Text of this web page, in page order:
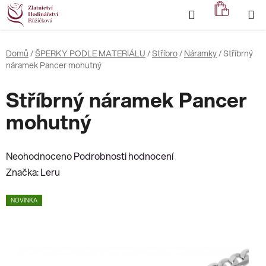
Přejít
na
obsah
Hledat
KOŠÍK
Domů /ŠPERKY PODLE MATERIÁLU /Stříbro/ Náramky/Stříbrný
náramek Pancer mohutný
Stříbrný náramek Pancer
mohutný
Průměrné
hodnocení
je
NeohodnocenoPodrobnosti hodnocení
Značka:Leru
NOVINKA